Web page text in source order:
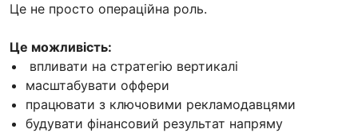
Це не просто операційна роль.
Це можливість:
впливати на стратегію вертикалі
масштабувати оффери
працювати з ключовими рекламодавцями
будувати фінансовий результат напряму